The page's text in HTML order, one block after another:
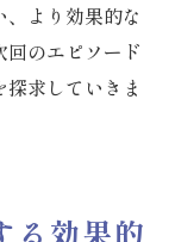
より効果的な
のエピソード
求していきま
る効果的